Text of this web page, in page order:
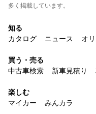
多く掲載しています。
知る
カタログ
ニュース オ
買う・売る
中古車検索
新車見積り
楽しむ
マイカー
みんカラ